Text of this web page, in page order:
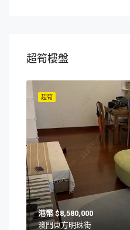
超筍樓盤
超筍
$8,580,000
澳門東方明珠街